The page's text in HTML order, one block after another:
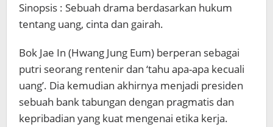
Sinopsis : Sebuah drama berdasarkan hukum
tentang uang, cinta dan gairah.
Bok Jae In (Hwang Jung Eum) berperan sebagai
putri seorang rentenir dan ‘tahu apa-apa kecuali
uang’. Dia kemudian akhirnya menjadi presiden
sebuah bank tabungan dengan pragmatis dan
kepribadian yang kuat mengenai etika kerja.